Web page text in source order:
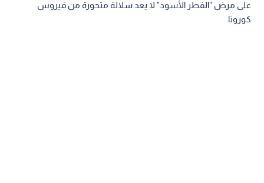
على مرض "الفطر الأسود" لا يعد سلالة متحورة من فيروس
كورونا.